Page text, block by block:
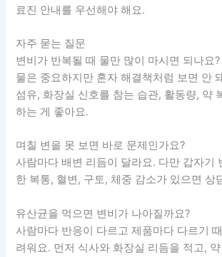
료진 안내를 우선해야 해요.
자주 묻는 질문
변비가 반복될 때 물만 많이 마시면 되나요?
물은 중요하지만 혼자 해결책처럼 보면 안
섬유, 화장실 신호를 참는 습관, 활동량, 약
하는 게 좋아요.
며칠 변을 못 보면 바로 문제인가요?
사람마다 배변 리듬이 달라요. 다만 갑자기
한 복통, 혈변, 구토, 체중 감소가 있으면 상
유산균을 먹으면 변비가 나아질까요?
사람마다 반응이 다르고 제품마다 다르기
려워요. 먼저 식사와 화장실 리듬을 적고,